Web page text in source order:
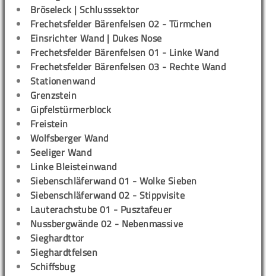
Bröseleck | Schlusssektor
Frechetsfelder Bärenfelsen 02 - Türmchen
Einsrichter Wand | Dukes Nose
Frechetsfelder Bärenfelsen 01 - Linke Wand
Frechetsfelder Bärenfelsen 03 - Rechte Wand
Stationenwand
Grenzstein
Gipfelstürmerblock
Freistein
Wolfsberger Wand
Seeliger Wand
Linke Bleisteinwand
Siebenschläferwand 01 - Wolke Sieben
Siebenschläferwand 02 - Stippvisite
Lauterachstube 01 - Pusztafeuer
Nussbergwände 02 - Nebenmassive
Sieghardttor
Sieghardtfelsen
Schiffsbug